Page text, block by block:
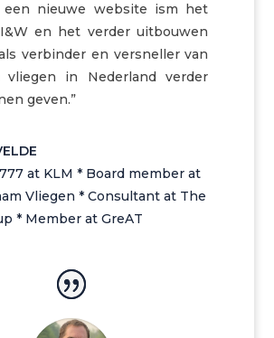
een nieuwe website ism het
en het verder uitbouwen
verbinder en versneller van
vliegen in Nederland verder
geven.”
at KLM * Board member at
Vliegen * Consultant at The
* Member at GreAT